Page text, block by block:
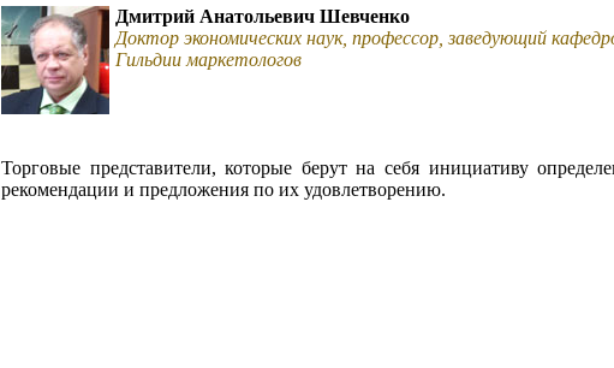
Дмитрий Анатольевич Шевченко
Доктор экономических наук, профессор, заведующий
Гильдии маркетологов
Торговые представители, которые берут на себя инициативу
рекомендации и предложения по их удовлетворению.